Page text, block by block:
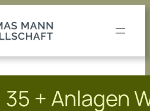
+ Anlagen